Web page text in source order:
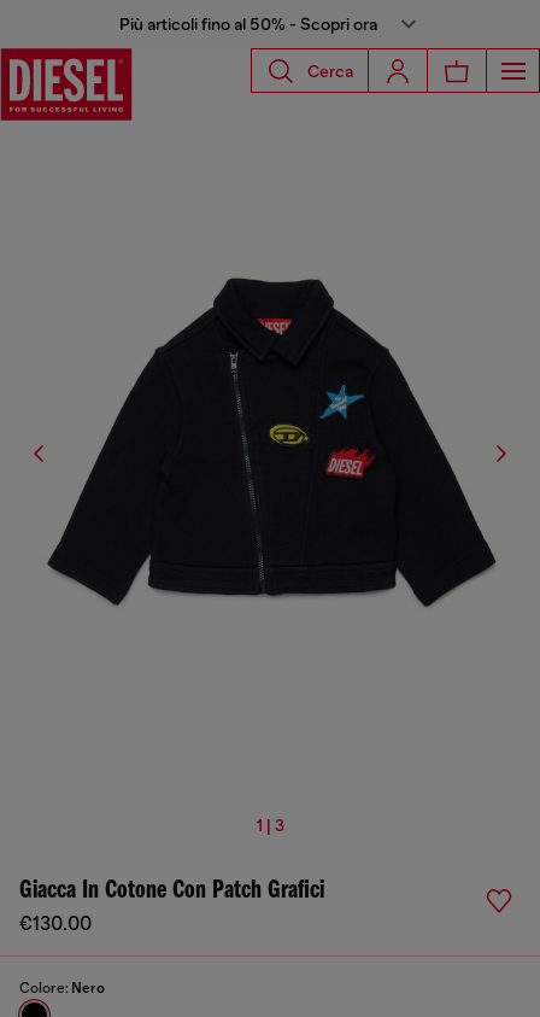
Più articoli fino al 50% - Scopri ora
Cerca
1 | 3
Giacca In Cotone Con Patch Grafici
€130.00
Colore: Nero